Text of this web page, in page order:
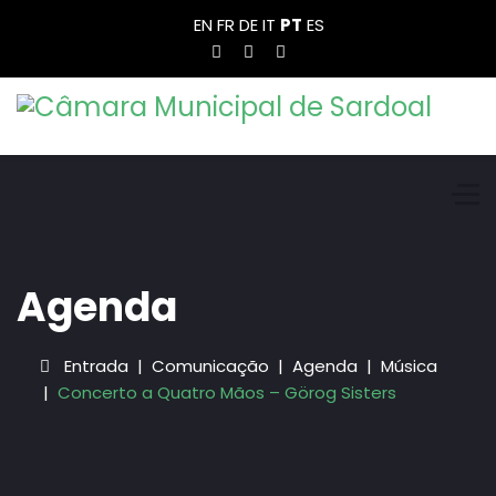
ENFR DEIT PT ES
Agenda
Entrada Comunicação Agenda
Música
Concerto a Quatro Mãos – Görog Sisters